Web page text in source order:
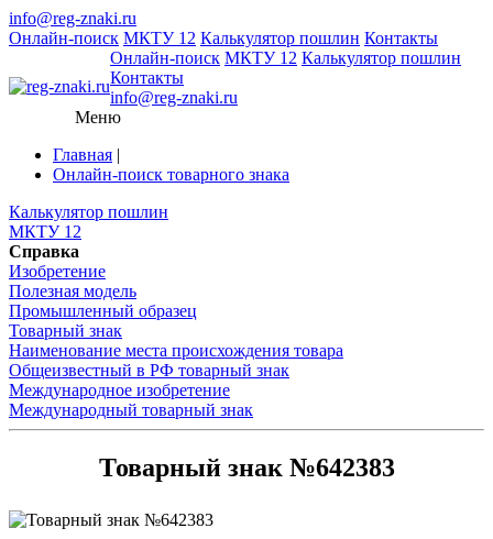
info@reg-znaki.ru
Онлайн-поиск МКТУ 12 Калькулятор пошлин Контакты
Онлайн-поиск МКТУ 12 Калькулятор пошлин
Контакты
info@reg-znaki.ru
Меню
Главная |
Онлайн-поиск товарного знака
Калькулятор пошлин
МКТУ 12
Справка
Изобретение
Полезная модель
Промышленный образец
Товарный знак
Наименование места происхождения товара
Общеизвестный в РФ товарный знак
Международное изобретение
Международный товарный знак
Товарный знак №642383